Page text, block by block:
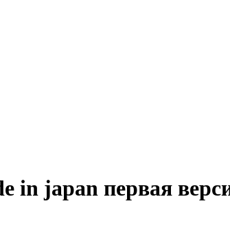
in japan первая